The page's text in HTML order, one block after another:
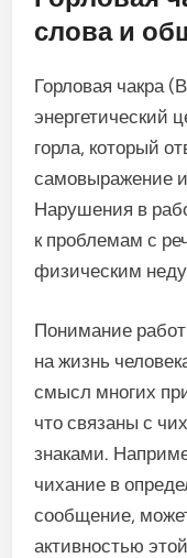
слова и
Горловая чакра
энергетический
горла, который
самовыражение
Нарушения в
к проблемам с
физическим
Понимание
на жизнь
смысл многих
что связаны с
знаками.
чихание в
сообщение,
активностью